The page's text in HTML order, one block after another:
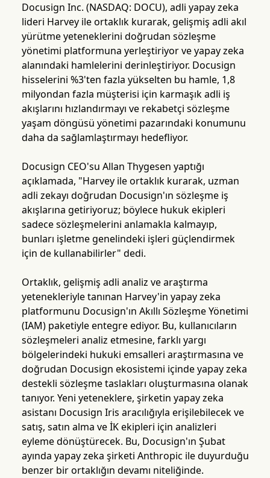
Docusign Inc. (NASDAQ: DOCU), adli yapay zeka
lideri Harvey ile ortaklık kurarak, gelişmiş adli akıl
yürütme yeteneklerini doğrudan sözleşme
yönetimi platformuna yerleştiriyor ve yapay zeka
alanındaki hamlelerini derinleştiriyor. Docusign
hisselerini %3'ten fazla yükselten bu hamle, 1,8
milyondan fazla müşterisi için karmaşık adli iş
akışlarını hızlandırmayı ve rekabetçi sözleşme
yaşam döngüsü yönetimi pazarındaki konumunu
daha da sağlamlaştırmayı hedefliyor.
Docusign CEO'su Allan Thygesen yaptığı
açıklamada, "Harvey ile ortaklık kurarak, uzman
adli zekayı doğrudan Docusign'ın sözleşme iş
akışlarına getiriyoruz; böylece hukuk ekipleri
sadece sözleşmelerini anlamakla kalmayıp,
bunları işletme genelindeki işleri güçlendirmek
için de kullanabilirler" dedi.
Ortaklık, gelişmiş adli analiz ve araştırma
yetenekleriyle tanınan Harvey'in yapay zeka
platformunu Docusign'ın Akıllı Sözleşme Yönetimi
(IAM) paketiyle entegre ediyor. Bu, kullanıcıların
sözleşmeleri analiz etmesine, farklı yargı
bölgelerindeki hukuki emsalleri araştırmasına ve
doğrudan Docusign ekosistemi içinde yapay zeka
destekli sözleşme taslakları oluşturmasına olanak
tanıyor. Yeni yeteneklere, şirketin yapay zeka
asistanı Docusign Iris aracılığıyla erişilebilecek ve
satış, satın alma ve İK ekipleri için analizleri
eyleme dönüştürecek. Bu, Docusign'ın Şubat
ayında yapay zeka şirketi Anthropic ile duyurduğu
benzer bir ortaklığın devamı niteliğinde.